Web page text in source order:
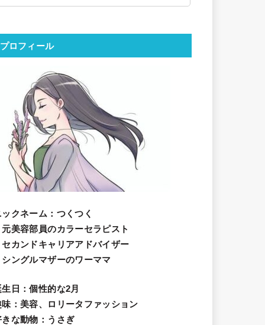
プロフィール
ックネーム ：つくつく
元美容部員のカラーセラピスト
セカンドキャリアアドバイザー
シングルマザーのワーママ
日 ：個性的な2月
味 ：美容、ロリータファッション
きな動物 ：うさぎ